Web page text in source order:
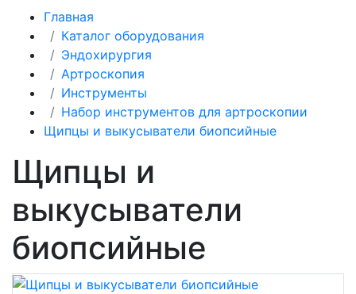
Главная
Каталог оборудования
Эндохирургия
Артроскопия
Инструменты
Набор инструментов для артроскопии
Щипцы и выкусыватели биопсийные
Щипцы и
выкусыватели
биопсийные